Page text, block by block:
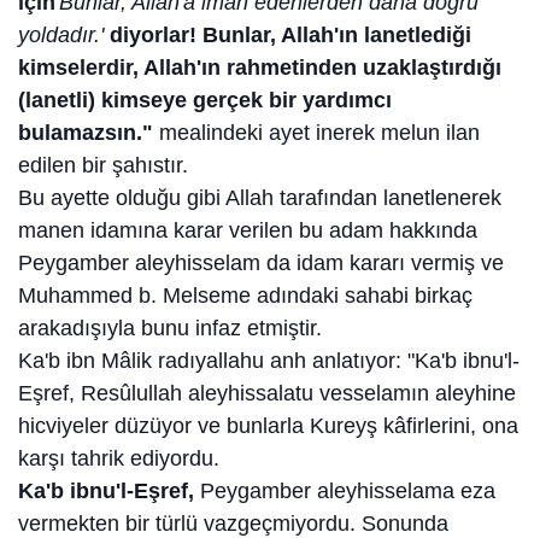
yoldadır.' diyorlar! Bunlar, Allah'ın lanetlediği
kimselerdir, Allah'ın rahmetinden uzaklaştırdığı
(lanetli) kimseye gerçek bir yardımcı
bulamazsın." mealindeki ayet inerek melun ilan
edilen bir şahıstır.
Bu ayette olduğu gibi Allah tarafından lanetlenerek
manen idamına karar verilen bu adam hakkında
Peygamber aleyhisselam da idam kararı vermiş ve
Muhammed b. Melseme adındaki sahabi birkaç
arakadışıyla bunu infaz etmiştir.
Ka'b ibn Mâlik radıyallahu anh anlatıyor: "Ka'b ibnu'l-
Eşref, Resûlullah aleyhissalatu vesselamın aleyhine
hicviyeler düzüyor ve bunlarla Kureyş kâfirlerini, ona
karşı tahrik ediyordu.
Ka'b ibnu'l-Eşref, Peygamber aleyhisselama eza
vermekten bir türlü vazgeçmiyordu. Sonunda